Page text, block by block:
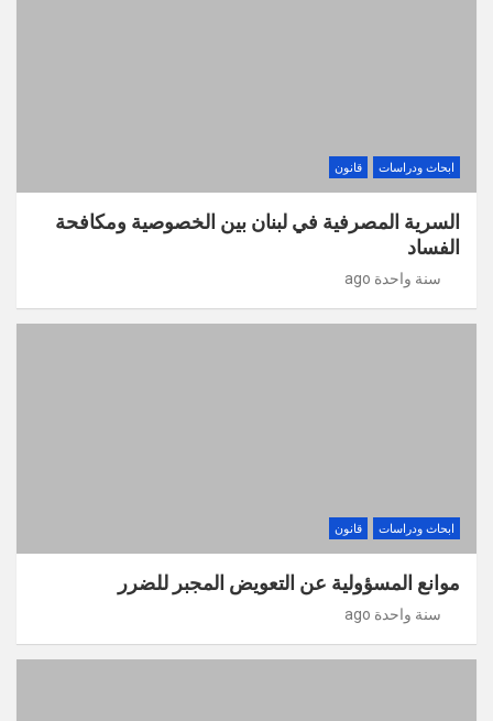
ابحاث ودراسات قانون
السرية المصرفية في لبنان بين الخصوصية ومكافحة
الفساد
سنة واحدة ago
ابحاث ودراسات قانون
موانع المسؤولية عن التعويض المجبر للضرر
سنة واحدة ago